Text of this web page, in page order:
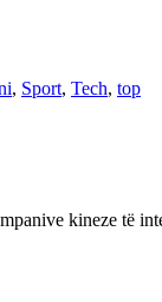
, Sport, Tech, top
kineze